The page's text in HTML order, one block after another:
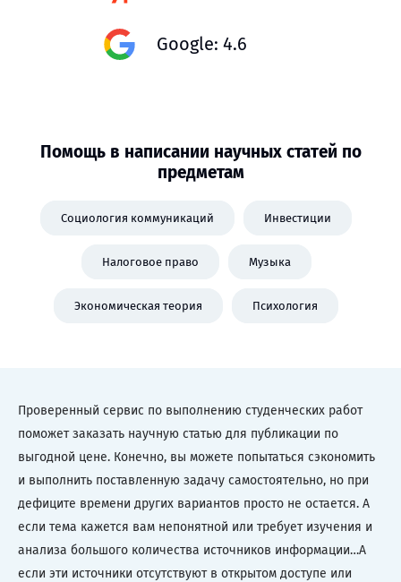
Google: 4.6
Помощь в написании научных статей по
предметам
Социология коммуникаций Инвестиции
Налоговое право Музыка
Экономическая теория Психология
Проверенный сервис по выполнению студенческих работ
поможет заказать научную статью для публикации по
выгодной цене. Конечно, вы можете попытаться сэкономить
и выполнить поставленную задачу самостоятельно, но при
дефиците времени других вариантов просто не остается. А
если тема кажется вам непонятной или требует изучения и
анализа большого количества источников информации…А
если эти источники отсутствуют в открытом доступе или